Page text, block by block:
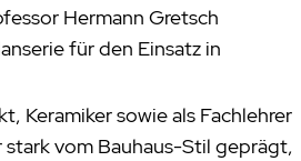
Hermann Gretsch
für den Einsatz in
Keramiker sowie als Fachlehrer
vom Bauhaus-Stil geprägt,